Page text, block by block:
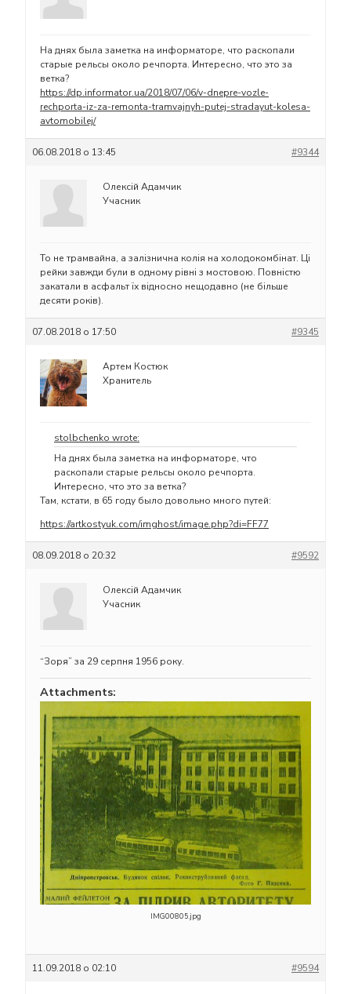
На днях была заметка на информаторе, что раскопали
старые рельсы около речпорта. Интересно, что это за
ветка?
https://dp.informator.ua/2018/07/06/v-dnepre-vozle-
rechporta-iz-za-remonta-tramvajnyh-putej-stradayut-kolesa-
avtomobilej/
06.08.2018 о 13:45 #9344
Олексій Адамчик
Учасник
То не трамвайна, а залізнична колія на холодокомбінат. Ці
рейки завжди були в одному рівні з мостовою. Повністю
закатали в асфальт їх відносно нещодавно (не більше
десяти років).
07.08.2018 о 17:50 #9345
Артем Костюк
Хранитель
stolbchenko wrote:
На днях была заметка на информаторе, что
раскопали старые рельсы около речпорта.
Интересно, что это за ветка?
Там, кстати, в 65 году было довольно много путей:
https://artkostyuk.com/imghost/image.php?di=FF77
08.09.2018 о 20:32 #9592
Олексій Адамчик
Учасник
“Зоря” за 29 серпня 1956 року.
Attachments:
IMG00805.jpg
11.09.2018 о 02:10 #9594